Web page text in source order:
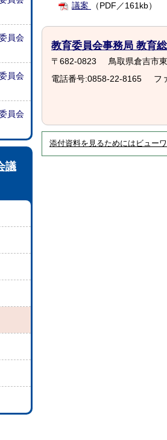
員会
員会
員会
議
議案 （PDF／161kb）
教育委員会事務局 教育
〒682-0823
鳥取県倉吉市
電話番号:0858-22-8165
フ
添付資料を見るためにはビュー